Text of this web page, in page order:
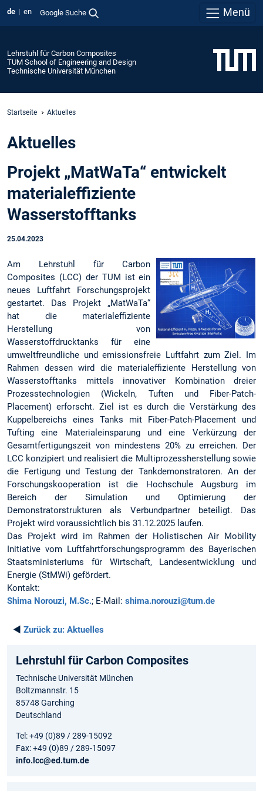
de en Google Suche Menü
Lehrstuhl für Carbon Composites
TUM School of Engineering and Design
Technische Universität München
Startseite Aktuelles
Aktuelles
Projekt „MatWaTa“ entwickelt
materialeffiziente
Wasserstofftanks
25.04.2023
Am Lehrstuhl für Carbon
Composites (LCC) der TUM ist ein
neues Luftfahrt Forschungsprojekt
gestartet. Das Projekt „MatWaTa“
hat die materialeffiziente
Herstellung von
Wasserstoffdrucktanks für eine
umweltfreundliche und emissionsfreie Luftfahrt zum Ziel. Im
Rahmen dessen wird die materialeffiziente Herstellung von
Wasserstofftanks mittels innovativer Kombination dreier
Prozesstechnologien (Wickeln, Tuften und Fiber-Patch-
Placement) erforscht. Ziel ist es durch die Verstärkung des
Kuppelbereichs eines Tanks mit Fiber-Patch-Placement und
Tufting eine Materialeinsparung und eine Verkürzung der
Gesamtfertigungszeit von mindestens 20% zu erreichen. Der
LCC konzipiert und realisiert die Multiprozessherstellung sowie
die Fertigung und Testung der Tankdemonstratoren. An der
Forschungskooperation ist die Hochschule Augsburg im
Bereich der Simulation und Optimierung der
Demonstratorstrukturen als Verbundpartner beteiligt. Das
Projekt wird voraussichtlich bis 31.12.2025 laufen.
Das Projekt wird im Rahmen der Holistischen Air Mobility
Initiative vom Luftfahrtforschungsprogramm des Bayerischen
Staatsministeriums für Wirtschaft, Landesentwicklung und
Energie (StMWi) gefördert.
Kontakt:
Shima Norouzi, M.Sc.; E-Mail: shima.norouzi@tum.de
◄ Zurück zu: Aktuelles
Lehrstuhl für Carbon Composites
Technische Universität München
Boltzmannstr. 15
85748 Garching
Deutschland
Tel: +49 (0)89 / 289-15092
Fax: +49 (0)89 / 289-15097
info.lcc@ed.tum.de